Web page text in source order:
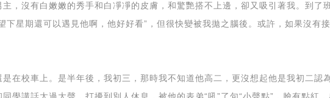
，沒有白嫩嫩的秀手和白凈凈的皮膚，和驚艷搭不上邊，卻又吸引著我。到了
下星期還可以遇見他啊，他好好看”，但很快變被我拋之腦後。或許，如果沒有
在校車上。是半年後，我初三，那時我不知道他高二，更沒想起他是我初二認